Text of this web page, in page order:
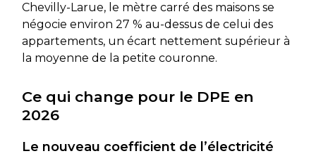
Chevilly-Larue, le mètre carré des maisons se
négocie environ 27 % au-dessus de celui des
appartements, un écart nettement supérieur à
la moyenne de la petite couronne.
Ce qui change pour le DPE en
2026
Le nouveau coefficient de l’électricité